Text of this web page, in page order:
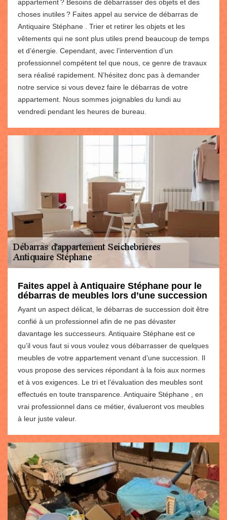
appartement ? Besoins de débarrasser des objets et des
choses inutiles ? Faites appel au service de débarras de
Antiquaire Stéphane . Trier et retirer les objets et les
vêtements qui ne sont plus utiles prend beaucoup de temps
et d’énergie. Cependant, avec l’intervention d’un
professionnel compétent tel que nous, ce genre de travaux
sera réalisé rapidement. N’hésitez donc pas à demander
notre service si vous devez faire le débarras de votre
appartement. Nous sommes joignables du lundi au
vendredi pendant les heures de bureau.
Faites appel à Antiquaire Stéphane pour le
débarras de meubles lors d’une succession
Ayant un aspect délicat, le débarras de succession doit être
confié à un professionnel afin de ne pas dévaster
davantage les successeurs. Antiquaire Stéphane est ce
qu’il vous faut si vous voulez vous débarrasser de quelques
meubles de votre appartement venant d’une succession. Il
vous propose des services répondant à la fois aux normes
et à vos exigences. Le tri et l’évaluation des meubles sont
effectués en toute transparence. Antiquaire Stéphane , en
vrai professionnel dans ce métier, évalueront vos meubles
à leur juste valeur.